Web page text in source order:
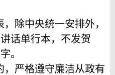
除中央统一安排外，
话单行本，不发贺
。
，严格遵守廉洁从政有